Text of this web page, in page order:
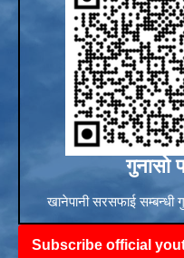
गुनासो
खानेपानी सरसफाई सम्बन्धी
Subscribe official